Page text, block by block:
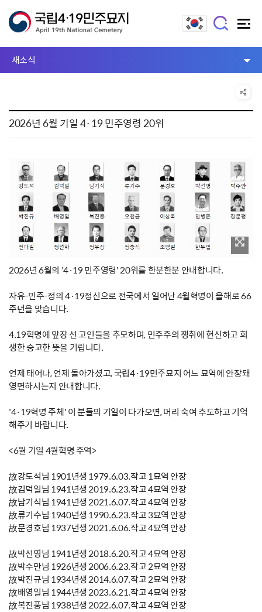
새소식
2026년 6월 기일 4·19 민주영령 20위
2026년 6월의 '4·19 민주영령' 20위를 한분한분 안내합니다.
자유-민주-정의 4·19정신으로 전국에서 일어난 4월혁명이 올해로 66
주년을 맞습니다.
4.19혁명에 앞장 선 고인들을 추모하며, 민주주의 쟁취에 헌신하고 희
생한 숭고한 뜻을 기립니다.
언제 태어나, 언제 돌아가셨고, 국립4·19민주묘지 어느 묘역에 안장돼
영면하시는지 안내합니다.
'4·19혁명 주체' 이 분들의 기일이 다가오면, 머리 숙여 추도하고 기억
해주기 바랍니다.
<6월 기일 4월혁명 주역>
故강도석님 1901년생 1979.6.03.작고 1묘역 안장
故김덕일님 1941년생 2019.6.23.작고 4묘역 안장
故남기식님 1941년생 2021.6.07.작고 4묘역 안장
故류기수님 1940년생 1990.6.23.작고 3묘역 안장
故문경호님 1937년생 2021.6.06.작고 4묘역 안장
故박선영님 1941년생 2018.6.20.작고 4묘역 안장
故박수만님 1926년생 2006.6.23.작고 2묘역 안장
故박진규님 1934년생 2014.6.07.작고 2묘역 안장
故배영일님 1944년생 2023.6.21.작고 4묘역 안장
故복진풍님 1938년생 2022.6.07.작고 4묘역 안장